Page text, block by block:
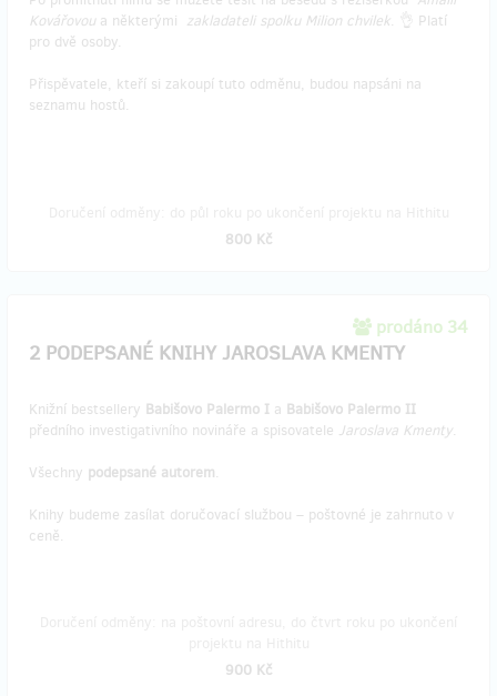
Kovářovou a některými zakladateli spolku Milion chvilek. 👌 Platí
pro dvě osoby.
Přispěvatele, kteří si zakoupí tuto odměnu, budou napsáni na
seznamu hostů.
800 Kč
prodáno 34
2 PODEPSANÉ KNIHY JAROSLAVA KMENTY
Knižní bestsellery Babišovo Palermo I a Babišovo Palermo II
předního investigativního novináře a spisovatele Jaroslava Kmenty.
Všechny podepsané autorem.
Knihy budeme zasílat doručovací službou – poštovné je zahrnuto v
ceně.
900 Kč